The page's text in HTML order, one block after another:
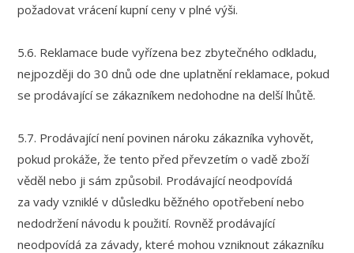
požadovat vrácení kupní ceny v plné výši.
5.6. Reklamace bude vyřízena bez zbytečného odkladu,
nejpozději do 30 dnů ode dne uplatnění reklamace, pokud
se prodávající se zákazníkem nedohodne na delší lhůtě.
5.7. Prodávající není povinen nároku zákazníka vyhovět,
pokud prokáže, že tento před převzetím o vadě zboží
věděl nebo ji sám způsobil. Prodávající neodpovídá
za vady vzniklé v důsledku běžného opotřebení nebo
nedodržení návodu k použití. Rovněž prodávající
neodpovídá za závady, které mohou vzniknout zákazníku